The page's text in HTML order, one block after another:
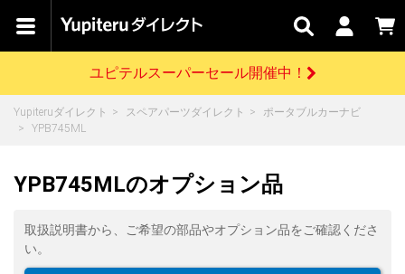
カテゴリで
キャン
ペーン
関連
サービス
お問い
合わせ
はじめての
GPSデータ更新のお申込はこちら
開催中のキャンペーン
【8/17(月) 7:59ま
お買い物ガイド
各種ご利用方法はこちら
よくあるご質問
お問い合わせ前のご確認はこちら
ドライブレコーダーを比較して探す
ログインする
会員価格やポイントを利用してご購入頂けます
新規会員登録をする
ユピテルスーパーセール開催中！
Yupiteruダイレクト スペアパーツダイレクト
ポータブルカーナビ
YPB745ML
YPB745MLのオプション品
取扱説明書から、ご希望の部品やオプション品をご確認くださ
い。